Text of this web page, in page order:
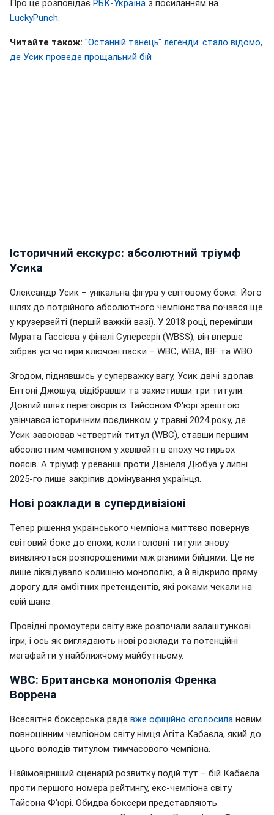
Про це розповідає РБК-Україна з посиланням на
LuckyPunch
Читайте також: "Останній танець" легенди: стало відомо,
де Усик проведе прощальний бій
Історичний екскурс: абсолютний тріумф
Усика
Олександр Усик – унікальна фігура у світовому боксі. Його
шлях до потрійного абсолютного чемпіонства почався ще
у крузервейті (першій важкій вазі). У 2018 році, перемігши
Мурата Гассієва у фіналі Суперсерії (WBSS), він вперше
зібрав усі чотири ключові паски – WBC, WBA, IBF та WBO.
Згодом, піднявшись у суперважку вагу, Усик двічі здолав
Ентоні Джошуа, відібравши та захистивши три титули.
Довгий шлях переговорів із Тайсоном Ф'юрі зрештою
увінчався історичним поєдинком у травні 2024 року, де
Усик завоював четвертий титул (WBC), ставши першим
абсолютним чемпіоном у хевівейті в епоху чотирьох
поясів. А тріумф у реванші проти Даніеля Дюбуа у липні
2025-го лише закріпив домінування українця.
Нові розклади в супердивізіоні
Тепер рішення українського чемпіона миттєво повернув
світовий бокс до епохи, коли головні титули знову
виявляються розпорошеними між різними бійцями. Це не
лише ліквідувало колишню монополію, а й відкрило пряму
дорогу для амбітних претендентів, які роками чекали на
свій шанс.
Провідні промоутери світу вже розпочали залаштункові
ігри, і ось як виглядають нові розклади та потенційні
мегафайти у найближчому майбутньому.
WBC: Британська монополія Френка
Воррена
Всесвітня боксерська рада вже офіційно оголосила новим
повноцінним чемпіоном світу німця Агіта Кабаєла, який до
цього володів титулом тимчасового чемпіона.
Найімовірніший сценарій розвитку подій тут – бій Кабаєла
проти першого номера рейтингу, екс-чемпіона світу
Тайсона Ф'юрі. Обидва боксери представляють